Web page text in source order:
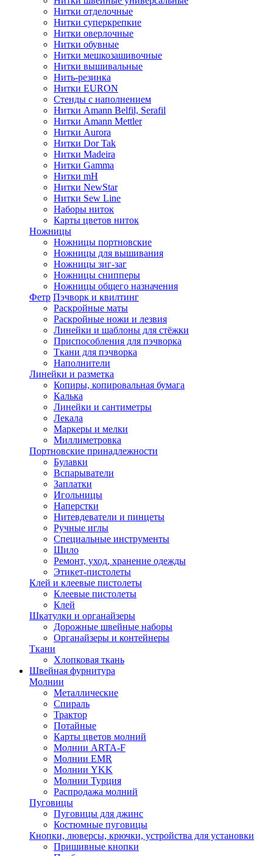
Нитки отделочные
Нитки суперкрепкие
Нитки оверлочные
Нитки обувные
Нитки мешкозашивочные
Нитки вышивальные
Нить-резинка
Нитки EURON
Стенды с наполнением
Нитки Amann Belfil, Serafil
Нитки Amann Mettler
Нитки Aurora
Нитки Dor Tak
Нитки Madeira
Нитки Gamma
Нитки mH
Нитки NewStar
Нитки Sew Line
Наборы ниток
Карты цветов ниток
Ножницы
Ножницы портновские
Ножницы для вышивания
Ножницы зиг-заг
Ножницы снипперы
Ножницы общего назначения
Фетр Пэчворк и квилтинг
Раскройные маты
Раскройные ножи и лезвия
Линейки и шаблоны для стёжки
Приспособления для пэчворка
Ткани для пэчворка
Наполнители
Линейки и разметка
Копиры, копировальная бумага
Калька
Линейки и сантиметры
Лекала
Маркеры и мелки
Миллиметровка
Портновские принадлежности
Булавки
Вспарыватели
Заплатки
Игольницы
Наперстки
Нитевдеватели и пинцеты
Ручные иглы
Специальные инструменты
Шило
Ремонт, уход, хранение одежды
Этикет-пистолеты
Клей и клеевые пистолеты
Клеевые пистолеты
Клей
Шкатулки и органайзеры
Дорожные швейные наборы
Органайзеры и контейнеры
Ткани
Хлопковая ткань
Швейная фурнитура
Молнии
Металлические
Спираль
Трактор
Потайные
Карты цветов молний
Молнии ARTA-F
Молнии EMR
Молнии YKK
Молнии Турция
Распродажа молний
Пуговицы
Пуговицы для джинс
Костюмные пуговицы
Кнопки, люверсы, крючки, устройства для установки
Пришивные кнопки